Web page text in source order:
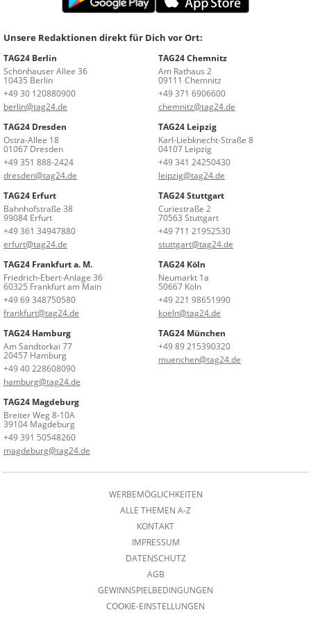
Unsere Redaktionen direkt für Dich vor Ort:
TAG24 Berlin
Schönhauser Allee 36
10435 Berlin
+49 30 120880900
berlin@tag24.de
TAG24 Chemnitz
Am Rathaus 2
09111 Chemnitz
+49 371 6906600
chemnitz@tag24.de
TAG24 Dresden
Ostra-Allee 18
01067 Dresden
+49 351 888-2424
dresden@tag24.de
TAG24 Leipzig
Karl-Liebknecht-Straße 8
04107 Leipzig
+49 341 24250430
leipzig@tag24.de
TAG24 Erfurt
Bahnhofstraße 38
99084 Erfurt
+49 361 34947880
erfurt@tag24.de
TAG24 Stuttgart
Curiestraße 2
70563 Stuttgart
+49 711 21952530
stuttgart@tag24.de
TAG24 Frankfurt a. M.
Friedrich-Ebert-Anlage 36
60325 Frankfurt am Main
+49 69 348750580
frankfurt@tag24.de
TAG24 Köln
Neumarkt 1a
50667 Köln
+49 221 98651990
koeln@tag24.de
TAG24 Hamburg
Am Sandtorkai 77
20457 Hamburg
+49 40 228608090
hamburg@tag24.de
TAG24 München
+49 89 215390320
muenchen@tag24.de
TAG24 Magdeburg
Breiter Weg 8-10A
39104 Magdeburg
+49 391 50548260
magdeburg@tag24.de
WERBEMÖGLICHKEITEN
ALLE THEMEN A-Z
KONTAKT
IMPRESSUM
DATENSCHUTZ
AGB
GEWINNSPIELBEDINGUNGEN
COOKIE-EINSTELLUNGEN